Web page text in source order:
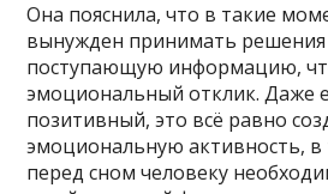
Она пояснила, что в такие
вынужден принимать
поступающую информацию,
эмоциональный отклик. Даже
позитивный, это всё равно
эмоциональную активность, в
перед сном человеку